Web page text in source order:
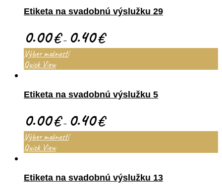
Etiketa na svadobnú výslužku 29
0.00€– 0.40€
Výber možností
Quick View
Etiketa na svadobnú výslužku 5
0.00€– 0.40€
Výber možností
Quick View
Etiketa na svadobnú výslužku 13